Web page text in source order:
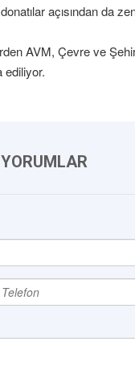
açısından da
AVM, Çevre ve
ediliyor.